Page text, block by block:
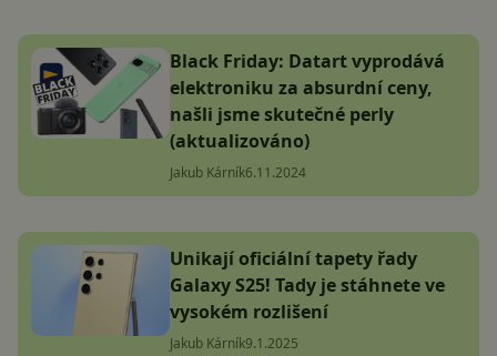
Black Friday: Datart vyprodává
elektroniku za absurdní ceny,
našli jsme skutečné perly
(aktualizováno)
Jakub Kárník6.11.2024
Unikají oficiální tapety řady
Galaxy S25! Tady je stáhnete ve
vysokém rozlišení
Jakub Kárník9.1.2025